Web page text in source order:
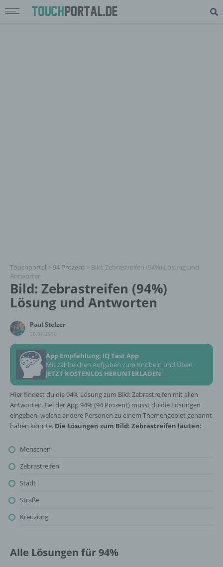
Touchportal > 94 Prozent > Bild: Zebrastreifen (94%) Lösung und
Antworten
Bild: Zebrastreifen (94%)
Lösung und Antworten
Paul Stelzer
20.01.2018
App Empfehlung: IQ Test App
Mit zahlreichen Aufgaben zum Knobeln und Üben
JETZT KOSTENLOS HERUNTERLADEN
Hier findest du die 94% Lösung zum Bild: Zebrastreifen mit allen
Antworten. Bei der App 94% (94 Prozent) musst du die Lösungen
eingeben, welche andere Personen zu einem Themengebiet genannt
haben könnte. Die Lösungen zum Bild: Zebrastreifen lauten:
Menschen
Zebrastreifen
Stadt
Straße
Kreuzung
Alle Lösungen für 94%